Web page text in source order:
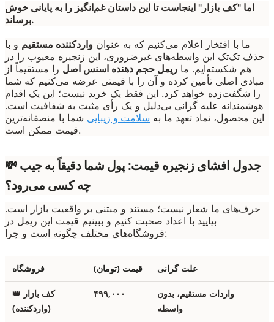
اما "کف بازار" اینجاست تا این داستان غم‌انگیز را به پایانی خوش
برساند.
ما با افتخار اعلام می‌کنیم که به عنوان واردکننده مستقیم و با
حذف تک‌تک این واسطه‌های غیرضروری، این زنجیره معیوب را در
هم شکسته‌ایم. ما ریمل حجم دهنده اسنس اصل را مستقیماً از
مبادی اصلی تأمین کرده و آن را با قیمتی عرضه می‌کنیم که شما
را شگفت‌زده خواهد کرد. این فقط یک خرید نیست؛ این یک اقدام
هوشمندانه علیه گرانی بی‌دلیل و یک رأی مثبت به شفافیت است.
این محصول، نماد تعهد ما به سلامت و زیبایی شما با منصفانه‌ترین
قیمت ممکن است.
💸 جدول افشای زنجیره قیمت: پول شما دقیقاً به جیب
چه کسی می‌رود؟
حرف‌های ما شعار نیست؛ مستند و مبتنی بر واقعیت بازار است.
بیایید با اعداد صحبت کنیم و ببینیم قیمت این ریمل در
فروشگاه‌های مختلف چگونه است و چرا:
فروشگاه قیمت (تومان) علت گرانی
👑 کف بازار
(واردکننده)
۴۹۹,۰۰۰
واردات مستقیم، بدون
واسطه